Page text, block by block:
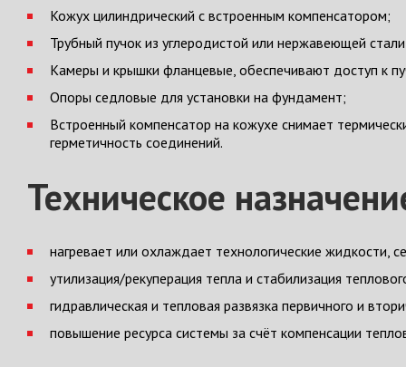
Кожух цилиндрический с встроенным компенсатором;
Трубный пучок из углеродистой или нержавеющей
Камеры и крышки фланцевые, обеспечивают доступ к
Опоры седловые для установки на фундамент;
Встроенный компенсатор на кожухе снимает
герметичность соединений.
Техническое
нагревает или охлаждает технологические жидкости,
утилизация/рекуперация тепла и стабилизация
гидравлическая и тепловая развязка первичного и
повышение ресурса системы за счёт компенсации